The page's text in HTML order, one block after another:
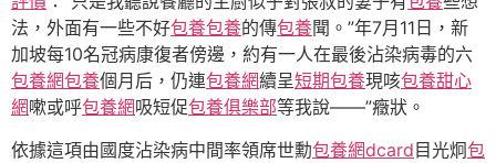
法，外面有一些不好包養包養的傳包養聞。”年7月11日，新
加坡每10名冠病康復者傍邊，約有一人在最後沾染病毒的六
包養網包養個月后，仍連包養網續呈短期包養現咳包養甜心
網嗽或呼包養網吸短促包養俱樂部等我說——”癥狀。
依據這項由國度沾染病中間率領席世勳包養網dcard目光炯包